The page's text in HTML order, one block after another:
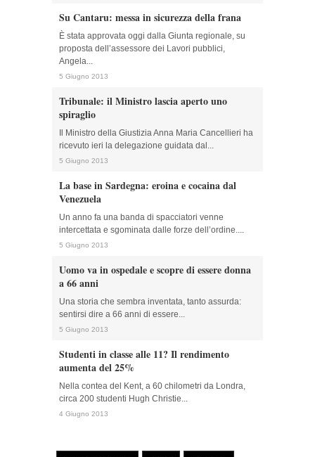
Su Cantaru: messa in sicurezza della frana
È stata approvata oggi dalla Giunta regionale, su
proposta dell’assessore dei Lavori pubblici,
Angela...
5 Giugno 2013
Tribunale: il Ministro lascia aperto uno
spiraglio
Il Ministro della Giustizia Anna Maria Cancellieri ha
ricevuto ieri la delegazione guidata dal...
5 Giugno 2013
La base in Sardegna: eroina e cocaina dal
Venezuela
Un anno fa una banda di spacciatori venne
intercettata e sgominata dalle forze dell’ordine....
5 Giugno 2013
Uomo va in ospedale e scopre di essere donna
a 66 anni
Una storia che sembra inventata, tanto assurda:
sentirsi dire a 66 anni di essere...
5 Giugno 2013
Studenti in classe alle 11? Il rendimento
aumenta del 25%
Nella contea del Kent, a 60 chilometri da Londra,
circa 200 studenti Hugh Christie...
4 Giugno 2013